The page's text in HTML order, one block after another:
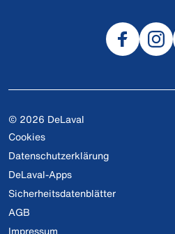
© 2026 DeLaval
Cookies
Datenschutzerklärung
DeLaval-Apps
Sicherheitsdatenblätter
AGB
Impressum